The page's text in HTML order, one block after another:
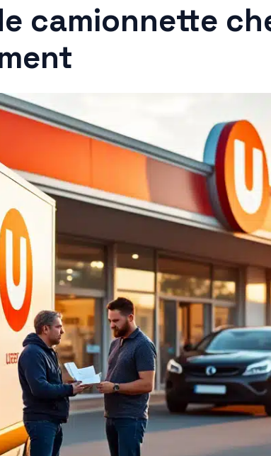
camionnette